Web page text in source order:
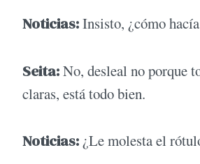
Noticias:Insisto, ¿cómo
Seita:No, desleal no porque
claras, está todo bien.
Noticias: ¿Le molesta el